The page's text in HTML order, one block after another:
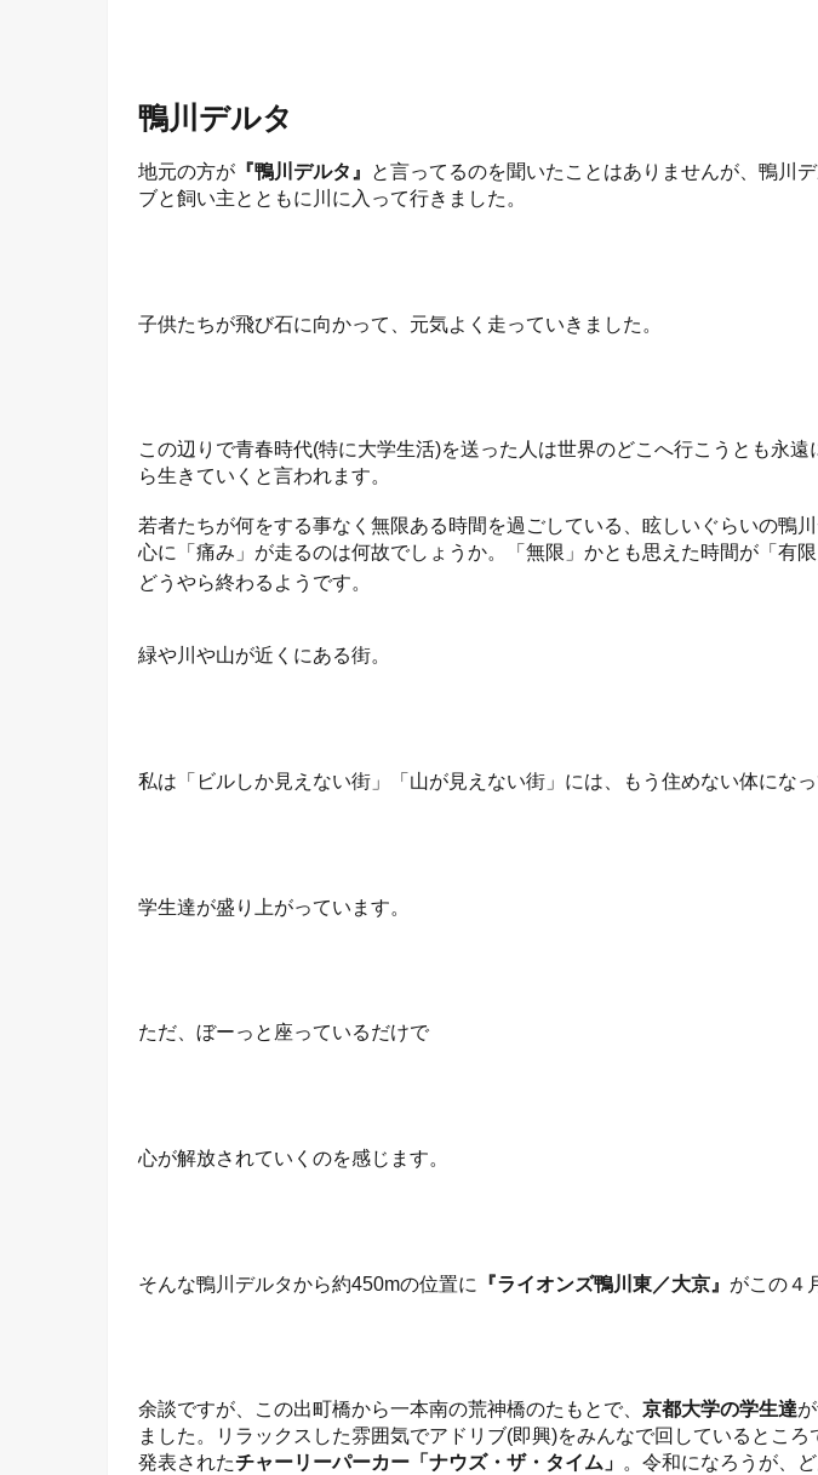
鴨川デルタ
地元の方が 『鴨川デルタ』
と言ってるのを聞いたことはありませんが、鴨川
ブと飼い主とともに川に入って行きました。
子供たちが飛び石に向かって、元気よく走っていきました。
この辺りで青春時代(特に大学生活)を送った人は世界のどこへ行こうとも永
ら生きていくと言われます。
若者たちが何をする事なく無限ある時間を過ごしている、眩しいぐらいの鴨
心に「痛み」が走るのは何故でしょうか。「無限」かとも思えた時間が「有
どうやら終わるようです。
緑や川や山が近くにある街。
私は「ビルしか見えない街」「山が見えない街」には、もう住めない体になっ
学生達が盛り上がっています。
ただ、ぼーっと座っているだけで
心が解放されていくのを感じます。
そんな鴨川デルタから約450mの位置に 『ライオンズ鴨川東／大京』 がこの４
余談ですが、この出町橋から一本南の荒神橋のたもとで、 京都大学の学生達
ました。リラックスした雰囲気でアドリブ(即興)をみんなで回しているとこ
発表されたチャーリーパーカー「ナウズ・ザ・タイム」 。令和になろうが、